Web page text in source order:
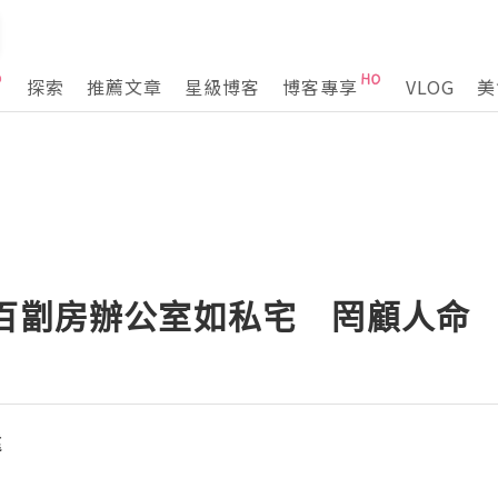
探索 推薦文章 星級博客 博客專享 VLOG
劏房辦公室如私宅 罔顧人命